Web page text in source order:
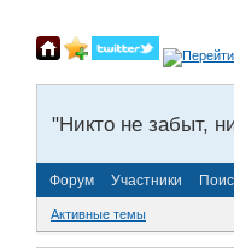
"Никто не забыт,
Форум Участники
Активные темы